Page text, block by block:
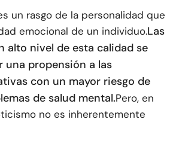
un rasgo de la personalidad que
emocional de un individuo.Las
alto nivel de esta calidad se
una propensión a las
con un mayor riesgo de
de salud mental.Pero, en
no es inherentemente